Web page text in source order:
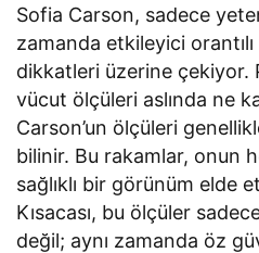
Sofia Carson, sadece
zamanda etkileyici orantılı
dikkatleri üzerine çekiyor.
vücut ölçüleri aslında ne
Carson’un ölçüleri
bilinir. Bu rakamlar, onun
sağlıklı bir görünüm elde
Kısacası, bu ölçüler
değil; aynı zamanda öz